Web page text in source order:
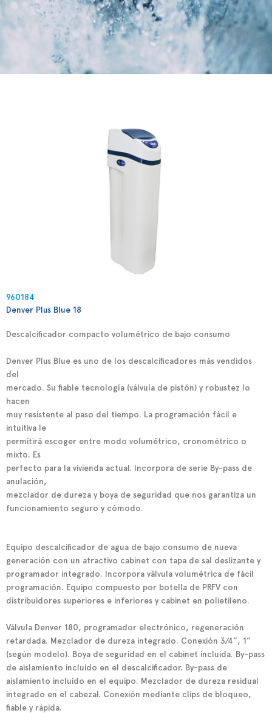
altas prestaciones.
960184
Denver Plus Blue 18
Descalcificador compacto volumétrico de bajo consumo
Denver Plus Blue es uno de los descalcificadores más vendidos
del
mercado. Su fiable tecnología (válvula de pistón) y robustez lo
hacen
muy resistente al paso del tiempo. La programación fácil e
intuitiva le
permitirá escoger entre modo volumétrico, cronométrico o
mixto. Es
perfecto para la vivienda actual. Incorpora de serie By-pass de
anulación,
mezclador de dureza y boya de seguridad que nos garantiza un
funcionamiento seguro y cómodo.
Equipo descalcificador de agua de bajo consumo de nueva
generación con un atractivo cabinet con tapa de sal deslizante y
programador integrado. Incorpora válvula volumétrica de fácil
programación. Equipo compuesto por botella de PRFV con
distribuidores superiores e inferiores y cabinet en polietileno.
Válvula Denver 180, programador electrónico, regeneración
retardada. Mezclador de dureza integrado. Conexión 3/4”, 1”
(según modelo). Boya de seguridad en el cabinet incluida. By-pass
de aislamiento incluido en el descalcificador. By-pass de
aislamiento incluido en el equipo. Mezclador de dureza residual
integrado en el cabezal. Conexión mediante clips de bloqueo,
fiable y rápida.